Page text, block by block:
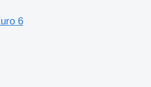
6